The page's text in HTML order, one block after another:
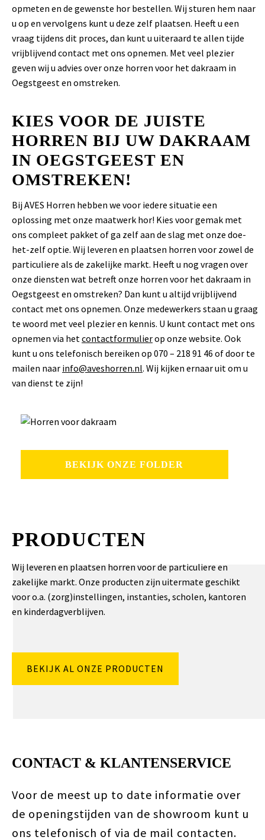
opmeten en de gewenste hor bestellen. Wij sturen hem naar
u op en vervolgens kunt u deze zelf plaatsen. Heeft u een
vraag tijdens dit proces, dan kunt u uiteraard te allen tijde
vrijblijvend contact met ons opnemen. Met veel plezier
geven wij u advies over onze horren voor het dakraam in
Oegstgeest en omstreken.
KIES VOOR DE JUISTE
HORREN BIJ UW DAKRAAM
IN OEGSTGEEST EN
OMSTREKEN!
Bij AVES Horren hebben we voor iedere situatie een
oplossing met onze maatwerk hor! Kies voor gemak met
ons compleet pakket of ga zelf aan de slag met onze doe-
het-zelf optie. Wij leveren en plaatsen horren voor zowel de
particuliere als de zakelijke markt. Heeft u nog vragen over
onze diensten wat betreft onze horren voor het dakraam in
Oegstgeest en omstreken? Dan kunt u altijd vrijblijvend
contact met ons opnemen. Onze medewerkers staan u graag
te woord met veel plezier en kennis. U kunt contact met ons
opnemen via hetcontactformulierop onze website. Ook
kunt u ons telefonisch bereiken op 070 – 218 91 46 of door te
mailen naar info@aveshorren.nl. Wij kijken ernaar uit om u
van dienst te zijn!
BEKIJK ONZE FOLDER
PRODUCTEN
Wij leveren en plaatsen horren voor de particuliere en
zakelijke markt. Onze producten zijn uitermate geschikt
voor o.a. (zorg)instellingen, instanties, scholen, kantoren
en kinderdagverblijven.
BEKIJK AL ONZE PRODUCTEN
CONTACT & KLANTENSERVICE
Voor de meest up to date informatie over
de openingstijden van de showroom kunt u
ons telefonisch of via de mail contacten.